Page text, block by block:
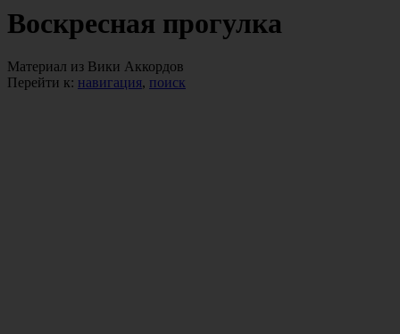
Воскресная прогулка
Материал из Вики Аккордов
Перейти к: навигация, поиск